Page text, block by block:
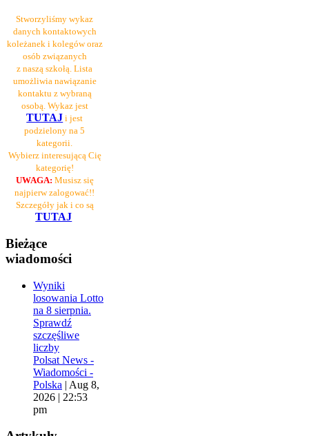
Stworzyliśmy wykaz
danych kontaktowych
koleżanek i kolegów oraz
osób związanych
z naszą szkołą. Lista
umożliwia nawiązanie
kontaktu z wybraną
osobą. Wykaz jest
TUTAJ i jest
podzielony na 5
kategorii.
Wybierz interesującą Cię
kategorię!
UWAGA: Musisz się
najpierw zalogować!!
Szczegóły jak i co są
TUTAJ
Bieżące
wiadomości
Wyniki
losowania Lotto
na 8 sierpnia.
Sprawdź
szczęśliwe
liczby
Polsat News -
Wiadomości -
Polska | Aug 8,
2026 | 22:53
pm